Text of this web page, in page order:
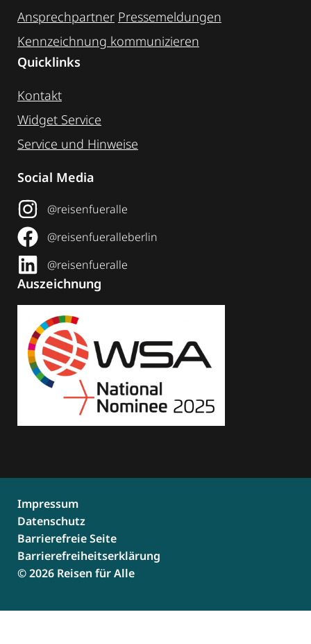
Ansprechpartner Pressemeldungen
Kennzeichnung ­kommunizieren
Quicklinks
Kontakt
Widget Service
Service und Hinweise
Social Media
@reisenfueralle
@reisenfueralleberlin
@reisenfueralle
Auszeichnung
© 2026 Reisen für Alle
Impressum
Datenschutz
Barrierefreie Seite
Barrierefreiheitserklärung